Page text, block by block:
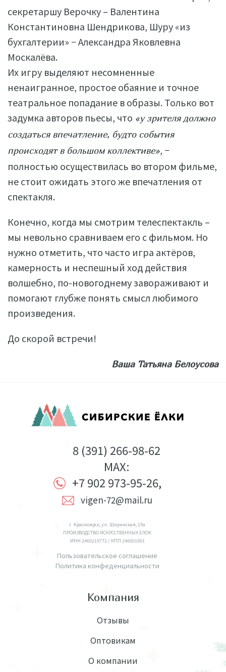
секретаршу Верочку – Валентина
Константиновна Шендрикова, Шуру «из
бухгалтерии» − Александра Яковлевна
Москалёва.
Их игру выделяют несомненные
ненаигранное, простое обаяние и точное
театральное попадание в образы. Только вот
задумка авторов пьесы, что «у зрителя должно
создаться впечатление, будто события
происходят в большом коллективе», −
полностью осуществилась во втором фильме,
не стоит ожидать этого же впечатления от
спектакля.
Конечно, когда мы смотрим телеспектакль –
мы невольно сравниваем его с фильмом. Но
нужно отметить, что часто игра актёров,
камерность и неспешный ход действия
волшебно, по-новогоднему завораживают и
помогают глубже понять смысл любимого
произведения.
До скорой встречи!
Ваша Татьяна Белоусова
8 (391) 266-98-62
MAX:
+7 902 973-95-26,
vigen-72@mail.ru
г. Красноярск, ул. Ширинская, 19а
ПРОИЗВОДСТВО ИСКУССТВЕННЫХ ЕЛОК
ИНН 2460219772 / КПП 246001001
Пользовательское соглашение
Политика конфеденциальности
Компания
Отзывы
Оптовикам
О компании